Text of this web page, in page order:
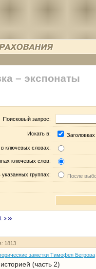
– экспонаты
Поисковый запрос:
Искать в: Заголовках
в ключевых словах:
ключевых слов:
указанных группах: После
1813
заметки Тимофея Бегрова
(часть 2)